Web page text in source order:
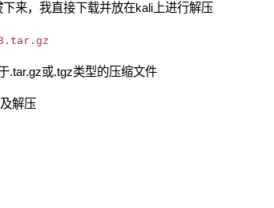
来，我直接下载并放在kali上进行解压
.tar.gz或.tgz类型的压缩文件
解压